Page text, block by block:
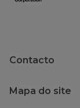
Contacto
Mapa do site